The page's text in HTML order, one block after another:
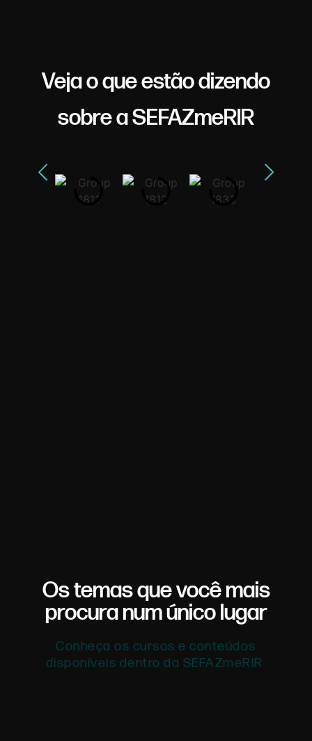
Veja o que estão dizendo
sobre a SEFAZmeRIR
Os temas que você mais
procura num único lugar
Conheça os cursos e conteúdos
disponíveis dentro da SEFAZmeRIR